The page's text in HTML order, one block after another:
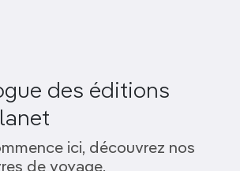
des éditions
ici, découvrez nos
de voyage.